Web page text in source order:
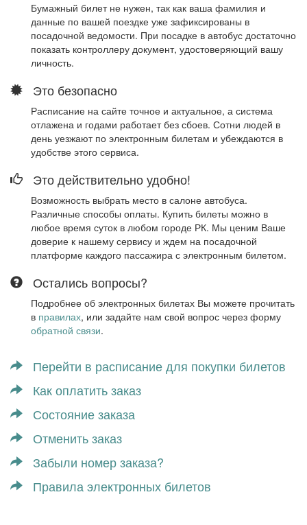
Бумажный билет не нужен, так как ваша фамилия и
данные по вашей поездке уже зафиксированы в
посадочной ведомости. При посадке в автобус достаточно
показать контроллеру документ, удостоверяющий вашу
личность.
Это безопасно
Расписание на сайте точное и актуальное, а система
отлажена и годами работает без сбоев. Сотни людей в
день уезжают по электронным билетам и убеждаются в
удобстве этого сервиса.
Это действительно удобно!
Возможность выбрать место в салоне автобуса.
Различные способы оплаты. Купить билеты можно в
любое время суток в любом городе РК. Мы ценим Ваше
доверие к нашему сервису и ждем на посадочной
платформе каждого пассажира с электронным билетом.
Остались вопросы?
Подробнее об электронных билетах Вы можете прочитать
в правилах, или задайте нам свой вопрос через форму
обратной связи.
Перейти в расписание для покупки билетов
Как оплатить заказ
Состояние заказа
Отменить заказ
Забыли номер заказа?
Правила электронных билетов